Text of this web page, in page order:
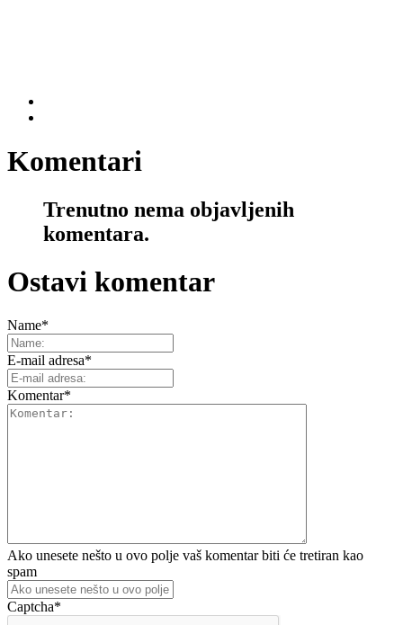
Komentari
Trenutno nema objavljenih
komentara.
Ostavi komentar
Name*
E-mail adresa*
Komentar*
Ako unesete nešto u ovo polje vaš komentar biti će tretiran kao
spam
Captcha*